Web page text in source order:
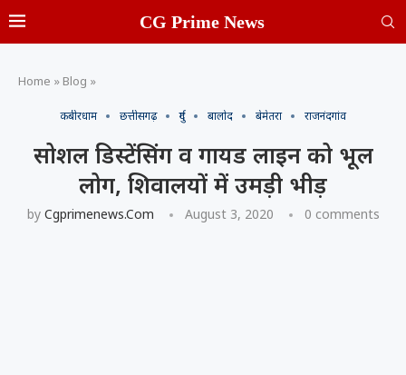
CG Prime News
Home » Blog »
कबीरधाम छत्तीसगढ़ दुर्ग बालोद बेमेतरा राजनंदगांव
सोशल डिस्टेंसिंग व गायड लाइन को भूल
लोग, शिवालयों में उमड़ी भीड़
by Cgprimenews.com August 3, 2020 0 comments